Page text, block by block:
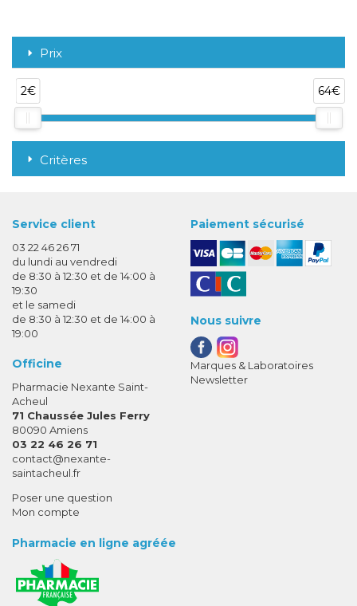
Prix
2€ 64€
Critères
Service client
03 22 46 26 71
du lundi au vendredi
de 8:30 à 12:30 et de 14:00 à
19:30
et le samedi
de 8:30 à 12:30 et de 14:00 à
19:00
Officine
Pharmacie Nexante Saint-
Acheul
71 Chaussée Jules Ferry
80090 Amiens
03 22 46 26 71
contact-
@-
nexante-
saintacheul.fr
Poser une question
Mon compte
Paiement sécurisé
Nous suivre
Marques & Laboratoires
Newsletter
Pharmacie en ligne agréée